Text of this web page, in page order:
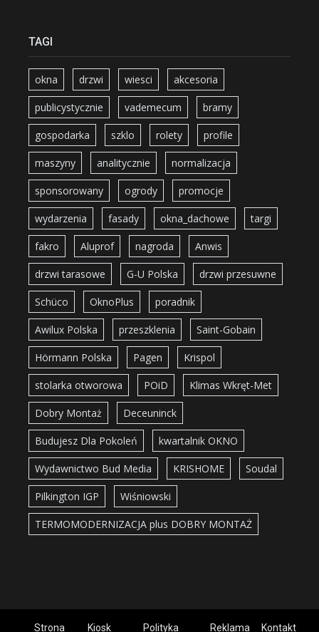
TAGI
okna drzwi wiesci akcesoria
publicystycznie vademecum bramy
gospodarka szklo rolety profile
maszyny analitycznie normalizacja
sponsorowany ogrody promocje
wydarzenia fasady okna_dachowe targi
fakro Aluprof nagroda Anwis
drzwi tarasowe G-U Polska drzwi przesuwne
Schüco OknoPlus poradnik
Awilux Polska przeszklenia Saint-Gobain
Hörmann Polska Pagen Krispol
stolarka otworowa POiD Klimas Wkręt-Met
Dobry Montaż Deceuninck
Budujesz Dla Pokoleń kwartalnik OKNO
Wydawnictwo Bud Media KRISHOME Soudal
Pilkington IGP Wiśniowski
TERMOMODERNIZACJA plus DOBRY MONTAŻ
Strona Kiosk Polityka Reklama Kontakt